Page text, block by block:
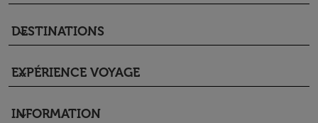
DESTINATIONS
keyboard_arrow_down
EXPÉRIENCE VOYAGE
keyboard_arrow_down
INFORMATION
keyboard_arrow_down